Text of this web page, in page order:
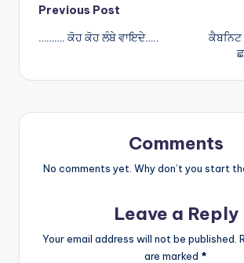
Post
navigation
Previous Post
………. ਕੋਹ ਕੋਹ ਲੰਬੇ ਵਾਇਦੇ…..
ਕੈਬਨਿਟ
Comments
No comments yet. Why don’t you start
Leave a Reply
Your email address will not be published.
are marked *